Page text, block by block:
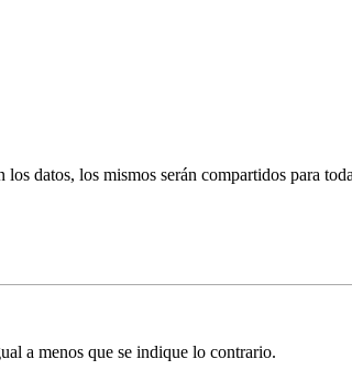
datos, los mismos serán compartidos para
a menos que se indique lo contrario.